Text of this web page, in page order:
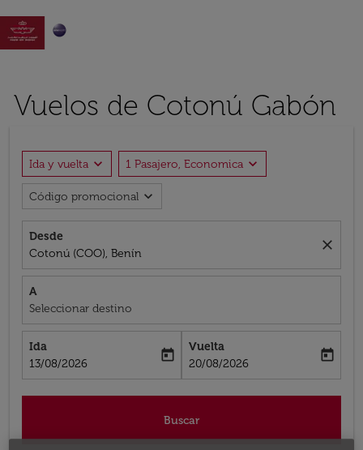

Vuelos de Cotonú Gabón
Ida y vuelta expand_more 1 Pasajero, Economica expand_more
Código promocional expand_more
Desde
Cotonú (COO), Benín
close
A
Seleccionar destino
Ida
fc-booking-departure-date-aria-label
13/08/2026
today
Vuelta
fc-booking-return-date-aria-label
20/08/2026
today
Buscar